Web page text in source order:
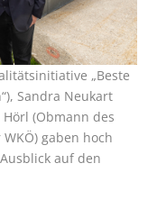
„Beste
Sandra Neukart
(Obmann des
gaben hoch
auf den